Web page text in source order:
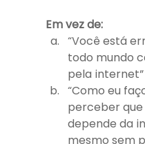
Em vez de:
“Você está
todo mundo
pela internet”
“Como eu
perceber que
depende da
mesmo sem